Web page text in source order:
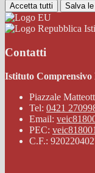
Accetta tutti Salva
Contatti
Istituto
Piazzale
Tel: 0421
Email:
PEC:
C.F.: